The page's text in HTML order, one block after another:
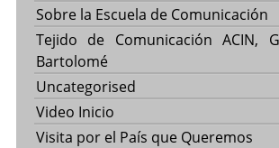
Sobre la Escuela de Comunicación
Tejido de Comunicación ACIN,
Bartolomé
Uncategorised
Video Inicio
Visita por el País que Queremos